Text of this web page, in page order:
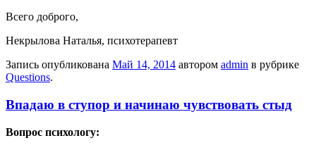
Всего доброго,
Некрылова Наталья, психотерапевт
Запись опубликована Май 14, 2014 автором admin в рубрике
Questions.
Впадаю в ступор и начинаю чувствовать стыд
Вопрос психологу: